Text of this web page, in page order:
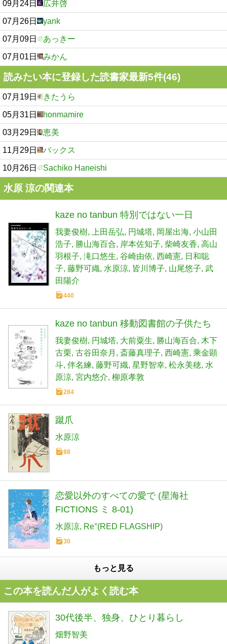
09月24日 広井啓
07月26日 yank
07月09日 あっきー
07月01日 みかん
読みたい本に登録した読書家最新5件(46)
07月19日 きたうら
05月31日 honmamire
03月29日 恵美
11月29日 バックス
10月26日 Sachiko Haneishi
水原 涼の関連本
kaze no tanbun 特別ではない一日
我妻俊樹 上田岳弘 円城塔 岡屋出海 小山田
浩子 勝山海百合 岸本佐知子 柴崎友香 高山
羽根子 滝口悠生 谷崎由依 西崎憲
日和聡
子 藤野可織 水原涼 皆川博子 山尾悠子 武
田陽介
440
kaze no tanbun 移動図書館の子供たち
我妻俊樹 円城塔 大前粟生 勝山海百合 木下
古栗 古谷田奈月 斎藤真理子 西崎憲 乘金顕
斗 伴名練 藤野可織 星野智幸 松永美穂 水
原涼 宮内悠介 柳原孝敦
284
蹴爪
水原涼
88
恋愛以外のすべての愛で (星海社
FICTIONS ミ 8-01)
水原涼 Re°(RED FLAGSHIP)
30
もっと見る
この本を読んだ人がよく読む本
30代後半、独身、ひとり暮らし
畑野智美